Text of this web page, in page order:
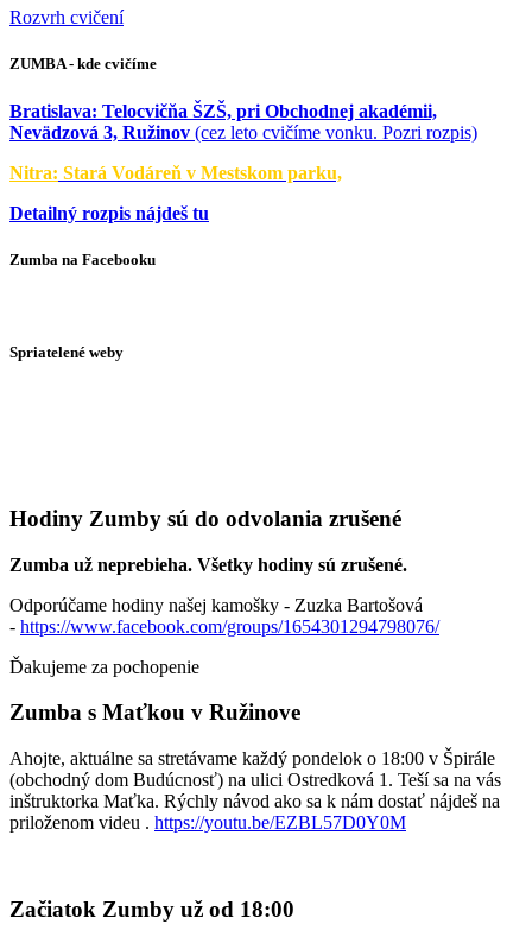
Rozvrh cvičení
ZUMBA - kde cvičíme
Bratislava: Telocvičňa ŠZŠ, pri Obchodnej akadémii,
Nevädzová 3, Ružinov (cez leto cvičíme vonku. Pozri rozpis)
Nitra: Stará Vodáreň v Mestskom parku,
Detailný rozpis nájdeš tu
Zumba na Facebooku
Spriatelené weby
Hodiny Zumby sú do odvolania zrušené
Zumba už neprebieha. Všetky hodiny sú zrušené.
Odporúčame hodiny našej kamošky - Zuzka Bartošová
- https://www.facebook.com/groups/1654301294798076/
Ďakujeme za pochopenie
Zumba s Maťkou v Ružinove
Ahojte, aktuálne sa stretávame každý pondelok o 18:00 v Špirále
(obchodný dom Budúcnosť) na ulici Ostredková 1. Teší sa na vás
inštruktorka Maťka. Rýchly návod ako sa k nám dostať nájdeš na
priloženom videu . https://youtu.be/EZBL57D0Y0M
Začiatok Zumby už od 18:00